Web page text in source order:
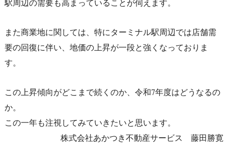
駅周辺の需要も高まっていることが伺えます。
また商業地に関しては、特にターミナル駅周辺では店舗需
要の回復に伴い、地価の上昇が一段と強くなっておりま
す。
この上昇傾向がどこまで続くのか、令和7年度はどうなるの
か。
この一年も注視してみていきたいと思います。
株式会社あかつき不動産サービス 藤田勝寛